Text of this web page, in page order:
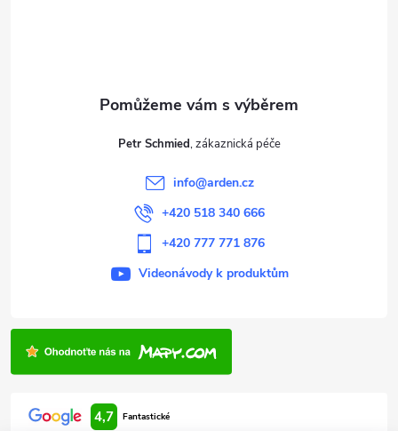
Petr Schmied
info@arden.cz
+420 518 340 666
+420 777 771 876
Videonávody k produktům
4,7 Fantastické